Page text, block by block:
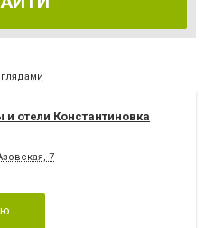
отели Константиновка
7